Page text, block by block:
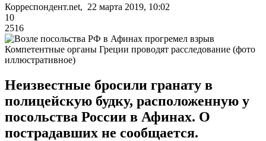
Корреспондент.net, 22 марта 2019, 10:02
10
2516
Компетентные органы Греции проводят расследование (фото
иллюстративное)
Неизвестные бросили гранату в
полицейскую будку, расположенную у
посольства России в Афинах. О
пострадавших не сообщается.